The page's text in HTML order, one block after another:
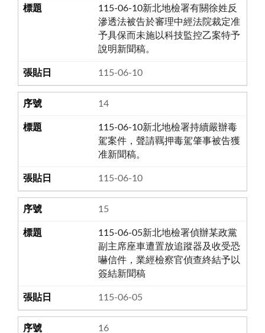
115-06-10新北地檢署有關徐姓反
滲透法被告於審理中經法院裁定准
予具保而未施以科技監控乙案特予
說明新聞稿。
115-06-10
14
115-06-10新北地檢署持續嚴辦毒
駕案件，聲請羈押毒駕肇事被告獲
准新聞稿。
115-06-10
15
115-06-05新北地檢署偵辦某政黨
副主席座車遭置放追蹤器及收受恐
嚇信件，業經檢察官偵查終結予以
簽結新聞稿
115-06-05
16